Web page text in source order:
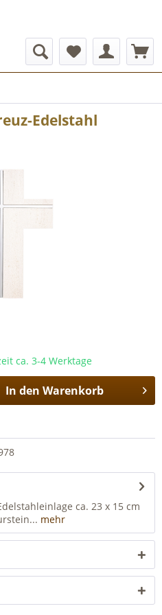
Edelstahl
ca. 3-4 Werktage
In den Warenkorb
ca. 23 x 15 cm
mehr